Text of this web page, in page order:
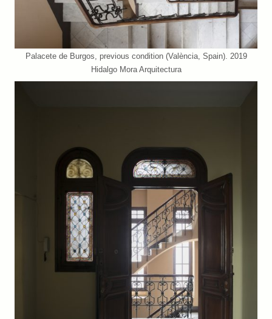
Palacete de Burgos, previous condition (València, Spain). 2019
Hidalgo Mora Arquitectura